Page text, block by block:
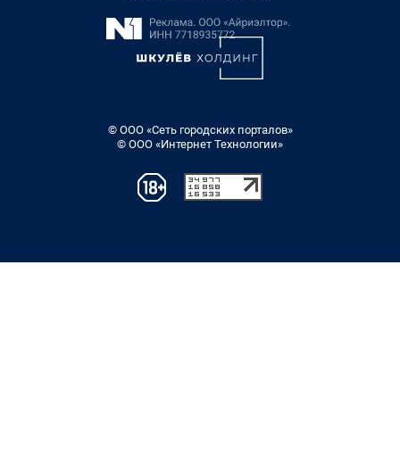
© ООО «Сеть городских порталов»
© ООО «Интернет Технологии»